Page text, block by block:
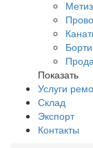
Показать
Услуги
Склад
Экспорт
Контакты